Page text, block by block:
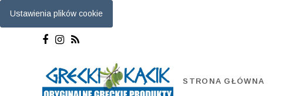
Ustawienia plików cookie
STRONA GŁÓWNA